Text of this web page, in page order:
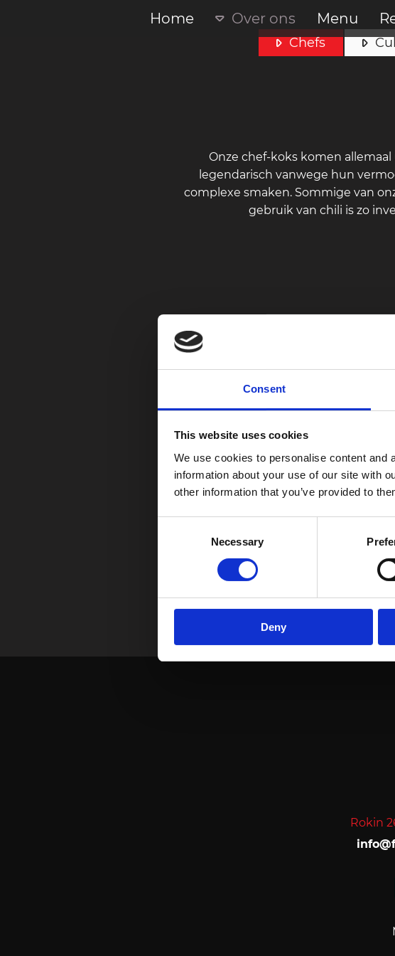
Consent
This website uses cookies
We use cookies to personalise content and
information about your use of our site with
other information that you’ve provided to
Necessary
Deny
Home Over ons Menu
Chefs
Onze chef-koks komen
legendarisch vanwege hun
complexe smaken. Sommige van
gebruik van chili is zo
Rokin